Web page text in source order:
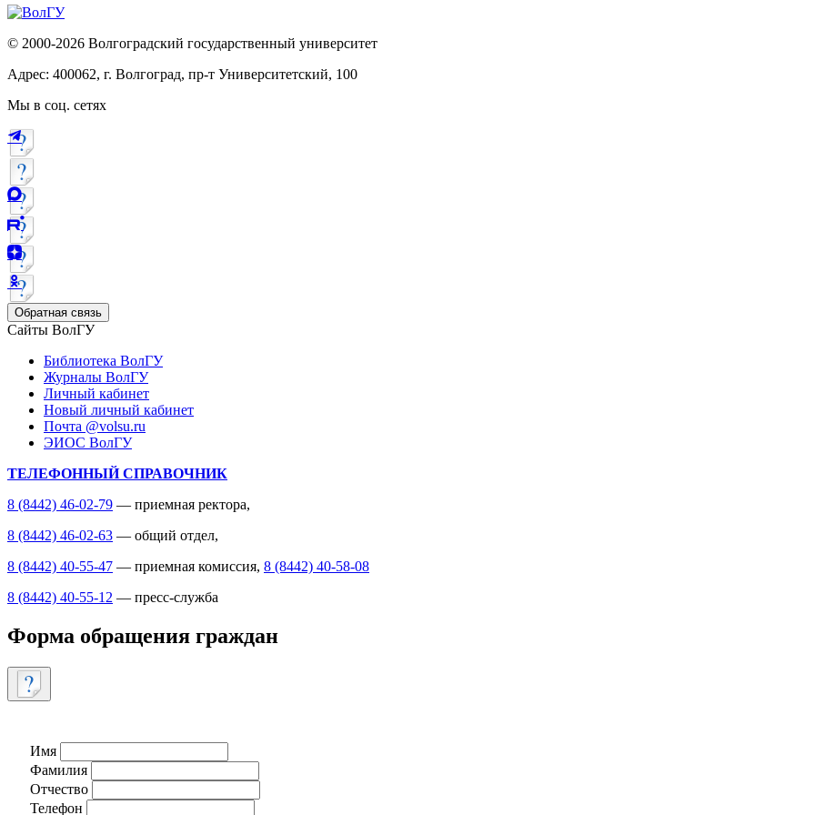
© 2000-2026 Волгоградский государственный университет
Адрес: 400062, г. Волгоград, пр-т Университетский, 100
Мы в соц. сетях
Обратная связь
Сайты ВолГУ
Библиотека ВолГУ
Журналы ВолГУ
Личный кабинет
Новый личный кабинет
Почта @volsu.ru
ЭИОС ВолГУ
ТЕЛЕФОННЫЙ СПРАВОЧНИК
8 (8442) 46-02-79 — приемная ректора,
8 (8442) 46-02-63 — общий отдел,
8 (8442) 40-55-47 — приемная комиссия, 8 (8442) 40-58-08
8 (8442) 40-55-12 — пресс-служба
Форма обращения граждан
Имя
Фамилия
Отчество
Телефон